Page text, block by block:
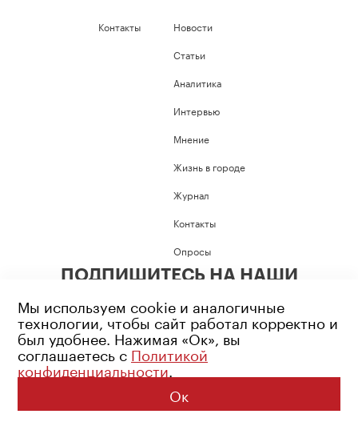
Контакты
Новости
Статьи
Аналитика
Интервью
Мнение
Жизнь в городе
Журнал
Контакты
Опросы
ПОДПИШИТЕСЬ НА НАШИ
Возрастное ограничение: 16+
Политика конфиденциальности
© 2026 Все права защищены
Мы используем cookie и аналогичные
технологии, чтобы сайт работал корректно и
был удобнее. Нажимая «Ок», вы
соглашаетесь с Политикой
конфиденциальности.
Ок